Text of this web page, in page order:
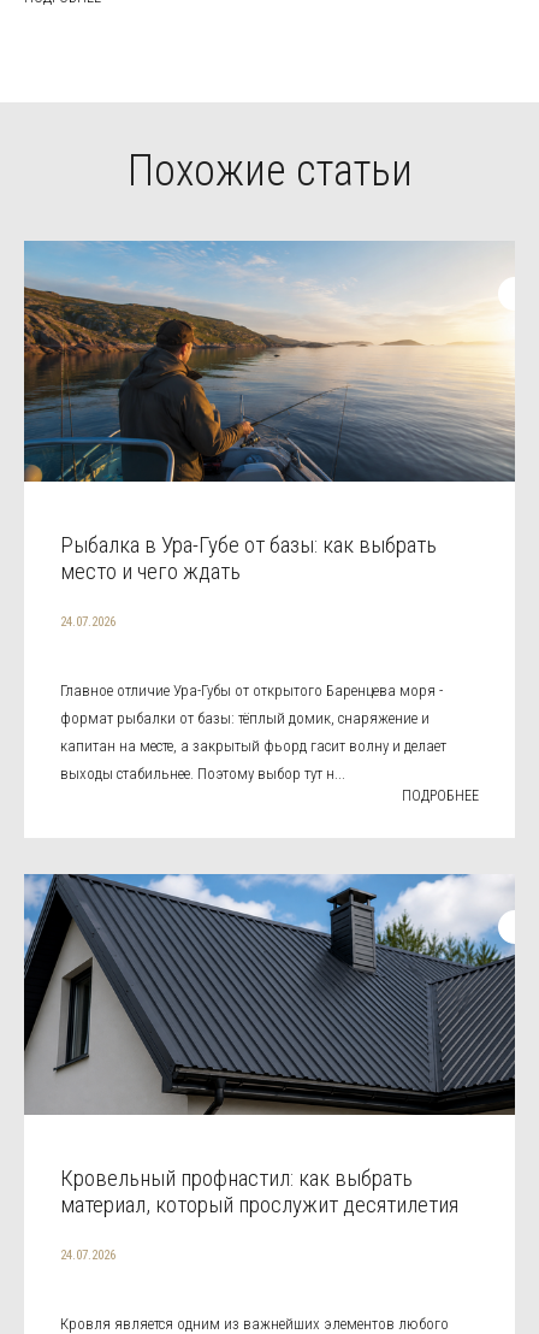
Похожие статьи
Рыбалка в Ура-Губе от базы: как выбрать
место и чего ждать
24.07.2026
Главное отличие Ура-Губы от открытого Баренцева моря -
формат рыбалки от базы: тёплый домик, снаряжение и
капитан на месте, а закрытый фьорд гасит волну и делает
выходы стабильнее. Поэтому выбор тут н...
ПОДРОБНЕЕ
Кровельный профнастил: как выбрать
материал, который прослужит десятилетия
24.07.2026
Кровля является одним из важнейших элементов любого